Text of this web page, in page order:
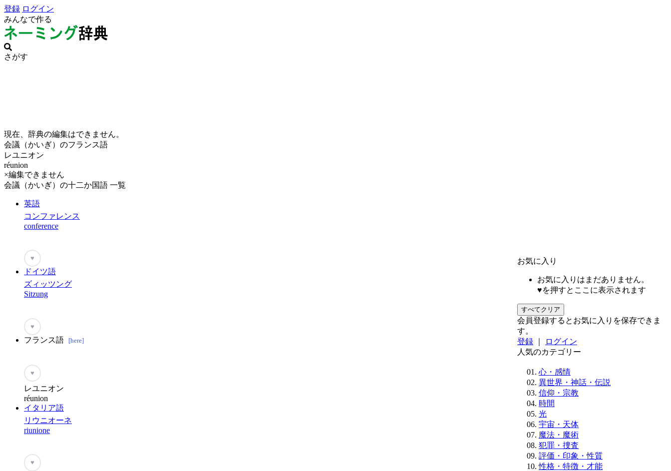
登録 ログイン
みんなで作る
さがす
現在、辞典の編集はできません。
会議（かいぎ）のフランス語
レユニオン
réunion
×編集できません
会議（かいぎ）の十二か国語 一覧
英語
コンファレンス
conference
♥
ドイツ語
ズィッツング
Sitzung
♥
フランス語 [here]
♥
レユニオン
réunion
イタリア語
リウニオーネ
riunione
♥
お気に入り
お気に入りはまだありません。
♥を押すとここに表示されます
すべてクリア
会員登録するとお気に入りを保存できま
す。
登録
ログイン
人気のカテゴリー
心・感情
異世界・神話・伝説
信仰・宗教
時間
光
宇宙・天体
魔法・魔術
犯罪・捜査
評価・印象・性質
性格・特徴・才能